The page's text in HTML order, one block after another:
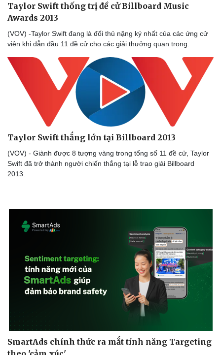
Taylor Swift thống trị đề cử Billboard Music
Awards 2013
(VOV) -Taylor Swift đang là đối thủ nặng ký nhất của các ứng cử
viên khi dẫn đầu 11 đề cử cho các giải thưởng quan trọng.
Taylor Swift thắng lớn tại Billboard 2013
(VOV) - Giành được 8 tượng vàng trong tổng số 11 đề cử, Taylor
Swift đã trở thành người chiến thắng tại lễ trao giải Billboard
2013.
SmartAds chính thức ra mắt tính năng Targeting